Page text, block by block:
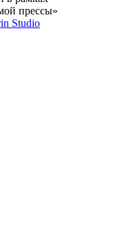
прессы»
Studio